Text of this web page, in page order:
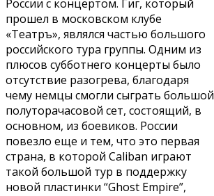
России с концертом. Гиг, который
прошел в московском клубе
«Театръ», являлся частью большого
российского тура группы. Одним из
плюсов субботнего концерты было
отсутствие разогрева, благодаря
чему немцы смогли сыграть большой
полуторачасовой сет, состоящий, в
основном, из боевиков. России
повезло еще и тем, что это первая
страна, в которой Caliban играют
такой большой тур в поддержку
новой пластинки “Ghost Empire”,